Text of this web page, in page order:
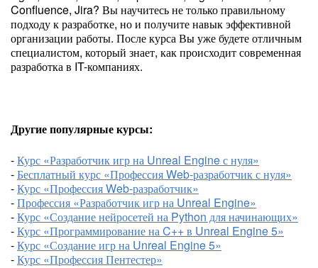
Confluence, Jira? Вы научитесь не только правильному
подходу к разработке, но и получите навык эффективной
организации работы. После курса Вы уже будете отличным
специалистом, который знает, как происходит современная
разработка в IT-компаниях.
Другие популярные курсы:
-Курс «Разработчик игр на Unreal Engine с нуля»
-Бесплатный курс «Профессия Web-разработчик с нуля»
-Курс «Профессия Web-разработчик»
-Профессия «Разработчик игр на Unreal Engine»
-Курс «Создание нейросетей на Python для начинающих»
-Курс «Программирование на C++ в Unreal Engine 5»
-Курс «Создание игр на Unreal Engine 5»
-Курс «Профессия Пентестер»